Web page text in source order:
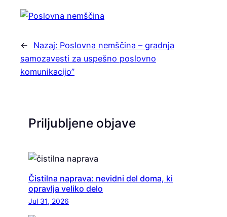
← Nazaj: Poslovna nemščina – gradnja
samozavesti za uspešno poslovno
komunikacijo”
Priljubljene objave
Čistilna naprava: nevidni del doma, ki
opravlja veliko delo
Jul 31, 2026